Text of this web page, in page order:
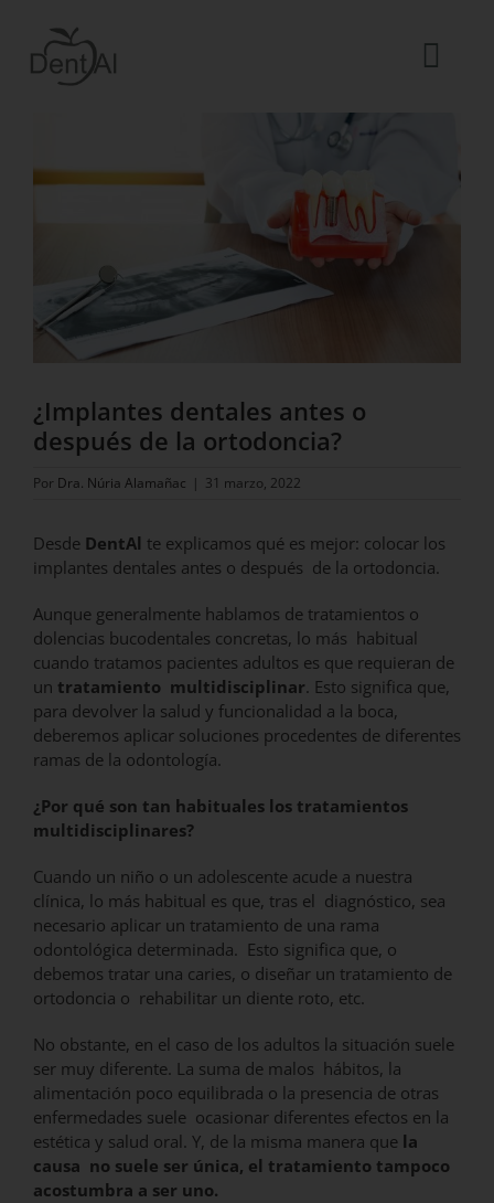
contenido
El equipo
Urgencias dentales
Blog
¿Implantes dentales antes o
después de la ortodoncia?
Por Dra. Núria Alamañac | 31 marzo, 2022
Desde DentAl te explicamos qué es mejor: colocar los
implantes dentales antes o después de la ortodoncia.
Aunque generalmente hablamos de tratamientos o
dolencias bucodentales concretas, lo más habitual
cuando tratamos pacientes adultos es que requieran de
un tratamiento multidisciplinar. Esto significa que,
para devolver la salud y funcionalidad a la boca,
deberemos aplicar soluciones procedentes de diferentes
ramas de la odontología.
¿Por qué son tan habituales los tratamientos
multidisciplinares?
Cuando un niño o un adolescente acude a nuestra
clínica, lo más habitual es que, tras el diagnóstico, sea
necesario aplicar un tratamiento de una rama
odontológica determinada. Esto significa que, o
debemos tratar una caries, o diseñar un tratamiento de
ortodoncia o rehabilitar un diente roto, etc.
No obstante, en el caso de los adultos la situación suele
ser muy diferente. La suma de malos hábitos, la
alimentación poco equilibrada o la presencia de otras
enfermedades suele ocasionar diferentes efectos en la
estética y salud oral. Y, de la misma manera que la
causa no suele ser única, el tratamiento tampoco
acostumbra a ser uno.